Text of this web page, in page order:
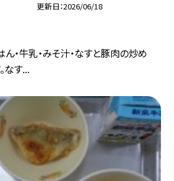
更新日 2026/06/18
ん・牛乳・みそ汁・なすと豚肉の炒め
なす...